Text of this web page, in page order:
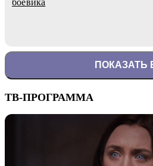
ПОКАЗАТЬ
ТВ-ПРОГРАММА